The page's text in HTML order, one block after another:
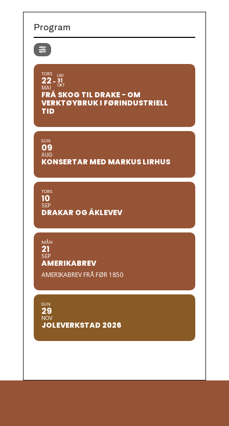
Program
TORS
22
MAI
LAU
31
OKT
FRÅ SKOG TIL DRAKE - OM
VERKTØYBRUK I FØRINDUSTRIELL
TID
SUN
09
AUG
KONSERTAR MED MARKUS LIRHUS
TORS
10
SEP
DRAKAR OG ÅKLEVEV
MÅN
21
SEP
AMERIKABREV
AMERIKABREV FRÅ FØR 1850
SUN
29
NOV
JOLEVERKSTAD 2026